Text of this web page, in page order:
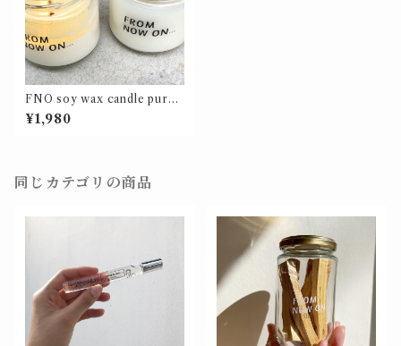
FNO soy wax candle pure /
ソイワックス キャンドルピュ
ア
¥1,980
同じカテゴリの商品